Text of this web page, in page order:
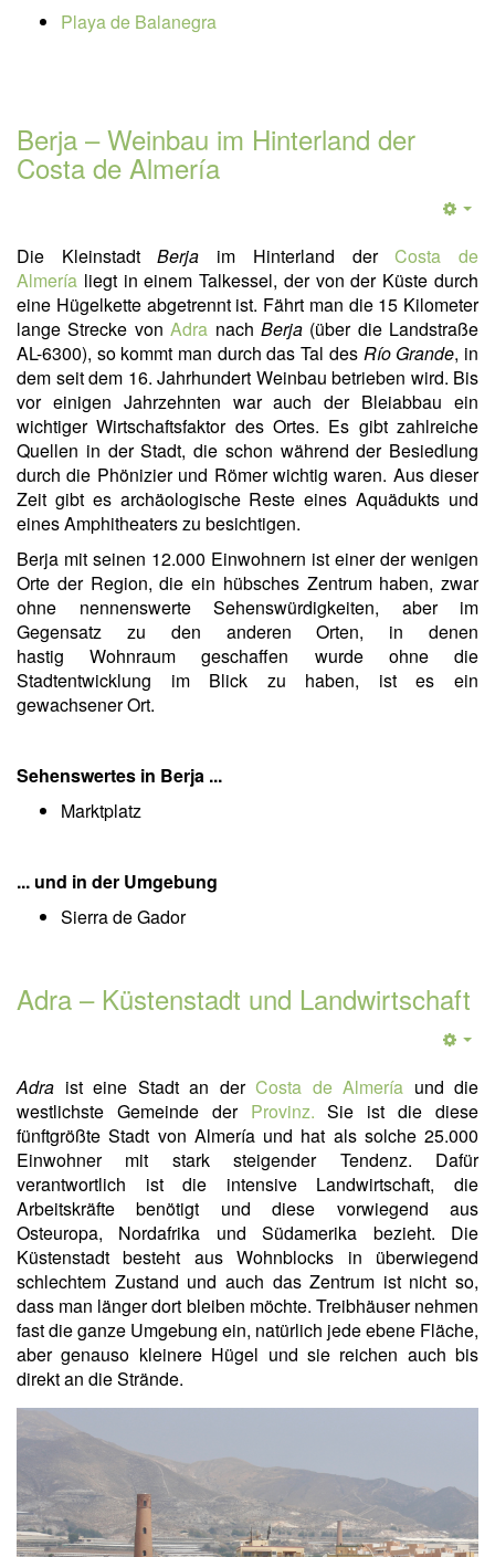
Playa de Balanegra
Berja – Weinbau im Hinterland der
Costa de Almería
Die KleinstadtBerja im Hinterland derCosta de
Almería liegt in einem Talkessel, der von der Küste durch
eine Hügelkette abgetrennt ist. Fährt man die 15 Kilometer
lange Strecke vonAdra nach Berja(über die Landstraße
AL-6300), so kommt man durch das Tal des Río Grande, in
dem seit dem 16. Jahrhundert Weinbau betrieben wird. Bis
vor einigen Jahrzehnten war auch der Bleiabbau ein
wichtiger Wirtschaftsfaktor des Ortes. Es gibt zahlreiche
Quellen in der Stadt, die schon während der Besiedlung
durch die Phönizier und Römer wichtig waren. Aus dieser
Zeit gibt es archäologische Reste eines Aquädukts und
eines Amphitheaters zu besichtigen.
Berja mit seinen 12.000 Einwohnern ist einer der wenigen
Orte der Region, die ein hübsches Zentrum haben, zwar
ohne nennenswerte Sehenswürdigkeiten, aber im
Gegensatz zu den anderen Orten, in denen
hastig Wohnraum geschaffen wurde ohne die
Stadtentwicklung im Blick zu haben, ist es ein
gewachsener Ort.
Sehenswertes in Berja ...
Marktplatz
... und in der Umgebung
Sierra de Gador
Adra – Küstenstadt und Landwirtschaft
Adra ist eine Stadt an der Costa de Almería und die
westlichste Gemeinde der Provinz. Sie ist die diese
fünftgrößte Stadt von Almería und hat als solche 25.000
Einwohner mit stark steigender Tendenz. Dafür
verantwortlich ist die intensive Landwirtschaft, die
Arbeitskräfte benötigt und diese vorwiegend aus
Osteuropa, Nordafrika und Südamerika bezieht. Die
Küstenstadt besteht aus Wohnblocks in überwiegend
schlechtem Zustand und auch das Zentrum ist nicht so,
dass man länger dort bleiben möchte. Treibhäuser nehmen
fast die ganze Umgebung ein, natürlich jede ebene Fläche,
aber genauso kleinere Hügel und sie reichen auch bis
direkt an die Strände.